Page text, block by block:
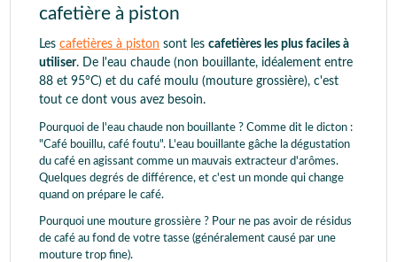
cafetière à piston
Les cafetières à piston sont les cafetières les plus faciles à
utiliser. De l'eau chaude (non bouillante, idéalement entre
88 et 95°C) et du café moulu (mouture grossière), c'est
tout ce dont vous avez besoin.
Pourquoi de l'eau chaude non bouillante ? Comme dit le dicton :
"Café bouillu, café foutu". L'eau bouillante gâche la dégustation
du café en agissant comme un mauvais extracteur d'arômes.
Quelques degrés de différence, et c'est un monde qui change
quand on prépare le café.
Pourquoi une mouture grossière ? Pour ne pas avoir de résidus
de café au fond de votre tasse (généralement causé par une
mouture trop fine).